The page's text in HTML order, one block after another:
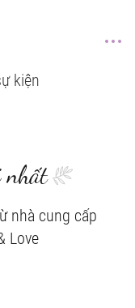
kiện
nhất
nhà cung cấp
Love